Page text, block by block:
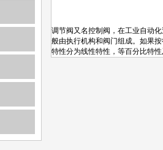
调节阀又名控制阀，在工业自动
般由执行机构和阀门组成。如果
特性分为线性特性，等百分比特